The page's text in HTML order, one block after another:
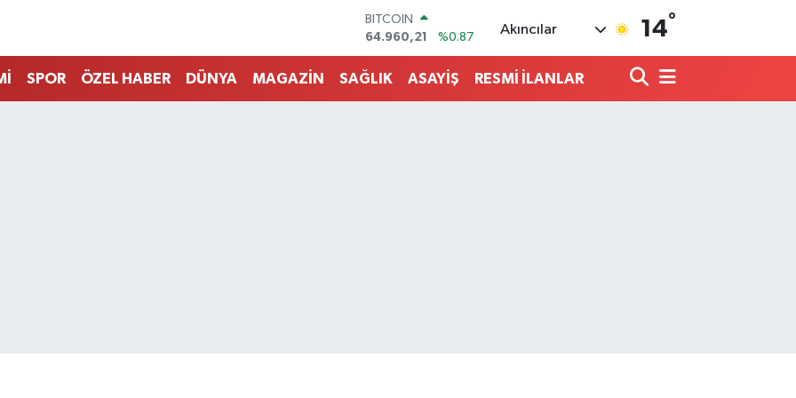
DOLAR
47,7436
%0.18
EURO
55,2510
%0.32
Akıncılar 14°
SPOR ÖZEL HABER DÜNYA MAGAZİN SAĞLIK ASAYİŞ RESMİ İLANLAR